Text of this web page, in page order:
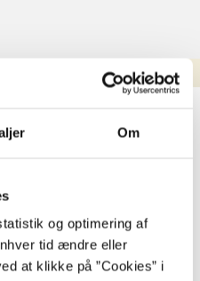
Om
og optimering af
tid ændre eller
at klikke på ”Cookies” i